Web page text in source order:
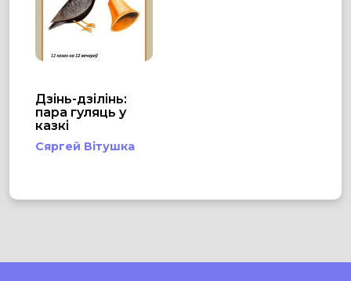
Дзінь-дзілінь:
пара гуляць у
казкі
Сяргей Вітушка